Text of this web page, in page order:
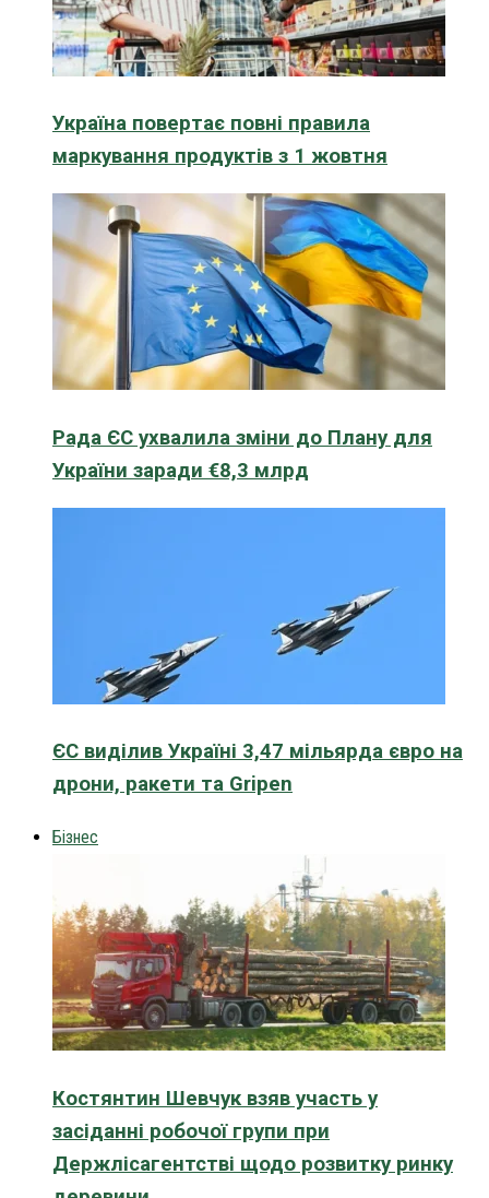
Україна повертає повні правила
маркування продуктів з 1 жовтня
Рада ЄС ухвалила зміни до Плану для
України заради €8,3 млрд
ЄС виділив Україні 3,47 мільярда євро на
дрони, ракети та Gripen
Бізнес
Костянтин Шевчук взяв участь у
засіданні робочої групи при
Держлісагентстві щодо розвитку ринку